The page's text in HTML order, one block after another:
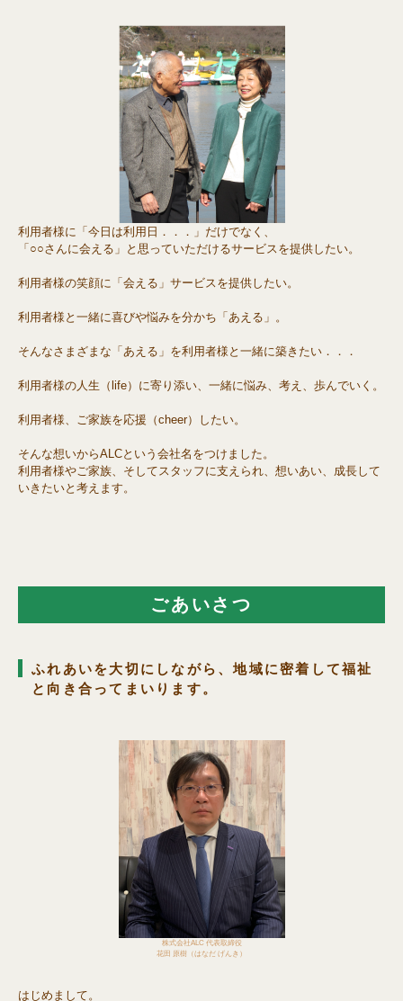
利用者様に「今日は利用日．．．」だけでなく、
「○○さんに会える」と思っていただけるサービスを提供したい。
利用者様の笑顔に「会える」サービスを提供したい。
利用者様と一緒に喜びや悩みを分かち「あえる」。
そんなさまざまな「あえる」を利用者様と一緒に築きたい．．．
利用者様の人生（life）に寄り添い、一緒に悩み、考え、歩んでいく。
利用者様、ご家族を応援（cheer）したい。
そんな想いからALCという会社名をつけました。
利用者様やご家族、そしてスタッフに支えられ、想いあい、成長して
いきたいと考えます。
ごあいさつ
ふれあいを大切にしながら、地域に密着して福祉
と向き合ってまいります。
株式会社ALC 代表取締役
花田 原樹（はなだ げんき）
はじめまして。